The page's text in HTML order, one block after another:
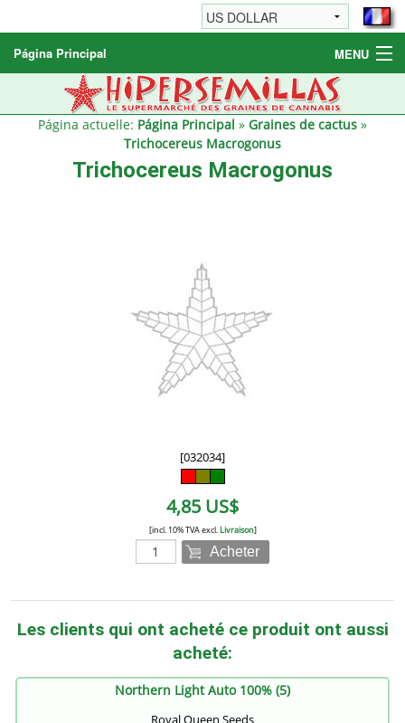
Página Principal MENU
Graines de cannabis
Autres produits
Página actuelle: Página Principal » Graines de cactus »
Trichocereus Macrogonus
Trichocereus Macrogonus
[032034]
4,85 US$
[incl. 10% TVA excl. Livraison]
Acheter
Les clients qui ont acheté ce produit ont aussi
acheté:
Northern Light Auto 100% (5)
Royal Queen Seeds